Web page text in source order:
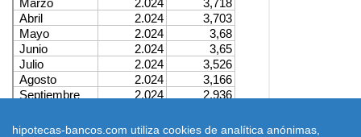
hipotecas-bancos.com utiliza cookies de analítica anónimas,